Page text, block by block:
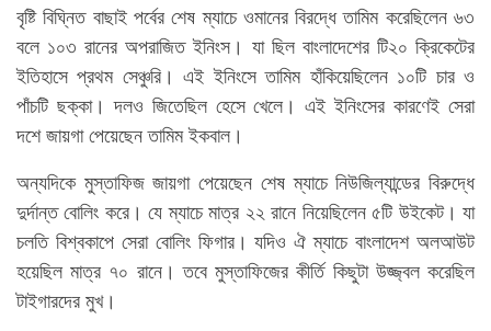
বৃষ্টি বিঘ্নিত বাছাই পর্বের শেষ ম্যাচে ওমানের বিরদ্ধে তামিম করেছিলেন ৬৩
বলে ১০৩ রানের অপরাজিত ইনিংস। যা ছিল বাংলাদেশের টি২০ ক্রিকেটের
ইতিহাসে প্রথম সেঞ্চুরি। এই ইনিংসে তামিম হাঁকিয়েছিলেন ১০টি চার ও
পাঁচটি ছক্কা। দলও জিতেছিল হেসে খেলে। এই ইনিংসের কারণেই সেরা
দশে জায়গা পেয়েছেন তামিম ইকবাল।
অন্যদিকে মুস্তাফিজ জায়গা পেয়েছেন শেষ ম্যাচে নিউজিল্যান্ডের বিরুদ্ধে
দুর্দান্ত বোলিং করে। যে ম্যাচে মাত্র ২২ রানে নিয়েছিলেন ৫টি উইকেট। যা
চলতি বিশ্বকাপে সেরা বোলিং ফিগার। যদিও ঐ ম্যাচে বাংলাদেশ অলআউট
হয়েছিল মাত্র ৭০ রানে। তবে মুস্তাফিজের কীর্তি কিছুটা উজ্জ্বল করেছিল
টাইগারদের মুখ।